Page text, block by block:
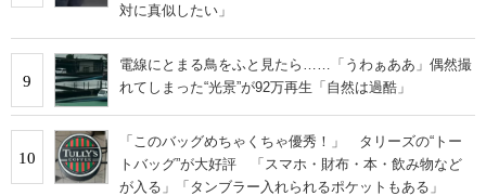
対に真似したい」
9
電線にとまる鳥をふと見たら……「うわぁああ」偶然撮
れてしまった“光景”が92万再生「自然は過酷」
10
「このバッグめちゃくちゃ優秀！」 タリーズの“トー
トバッグ”が大好評 「スマホ・財布・本・飲み物など
が入る」「タンブラー入れられるポケットもある」